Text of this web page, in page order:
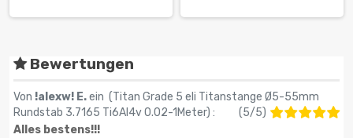
Bewertungen
Von !alexw! E.ein (Titan Grade 5 eli Titanstange Ø5-55mm
Rundstab 3.7165 Ti6Al4v 0.02-1Meter) : (5/5)
Alles bestens!!!